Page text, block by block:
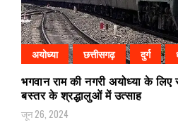
अयोध्या छत्तीसगढ़ दुर्ग
भगवान राम की नगरी अयोध्या के लिए
बस्तर के श्रद्धालुओं में उत्साह
जून 26, 2024